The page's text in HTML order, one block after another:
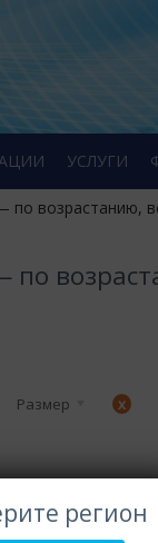
регион
УСЛУГИ
по возрастанию,
по
Размер x